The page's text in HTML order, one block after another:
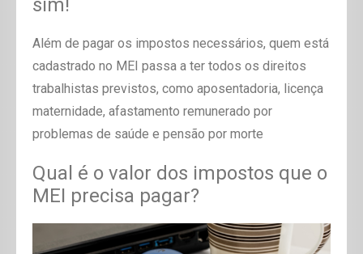
sim!
Além de pagar os impostos necessários, quem está
cadastrado no MEI passa a ter todos os direitos
trabalhistas previstos, como aposentadoria, licença
maternidade, afastamento remunerado por
problemas de saúde e pensão por morte
Qual é o valor dos impostos que o
MEI precisa pagar?